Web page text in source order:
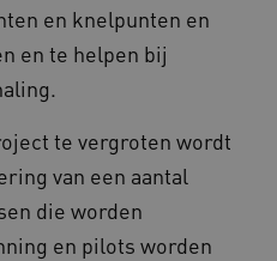
en knelpunten en
en te helpen bij
te vergroten wordt
van een aantal
die worden
en pilots worden